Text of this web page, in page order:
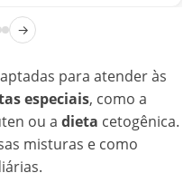
→
para atender às
especiais, como a
ou a dieta cetogênica.
misturas e como